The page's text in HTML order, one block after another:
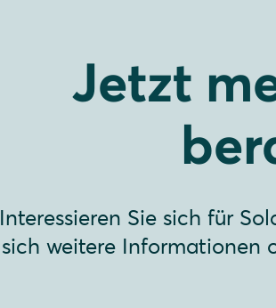
Jetzt
Interessieren Sie sich für
sich weitere Informationen